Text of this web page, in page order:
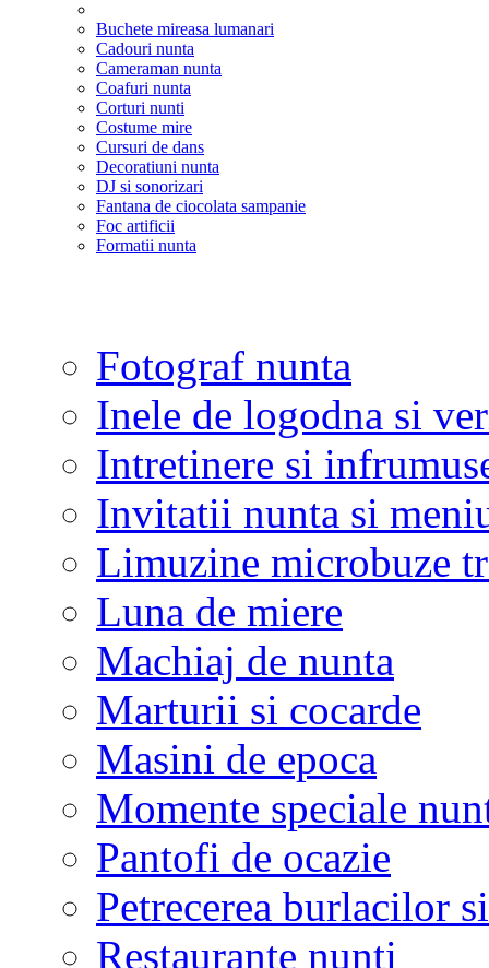
Buchete mireasa lumanari
Cadouri nunta
Cameraman nunta
Coafuri nunta
Corturi nunti
Costume mire
Cursuri de dans
Decoratiuni nunta
DJ si sonorizari
Fantana de ciocolata sampanie
Foc artificii
Formatii nunta
Fotograf nunta
Inele de logodna si
Intretinere si
Invitatii nunta si
Limuzine microbuze
Luna de miere
Machiaj de nunta
Marturii si cocarde
Masini de epoca
Momente speciale
Pantofi de ocazie
Petrecerea burlacilor
Restaurante nunti